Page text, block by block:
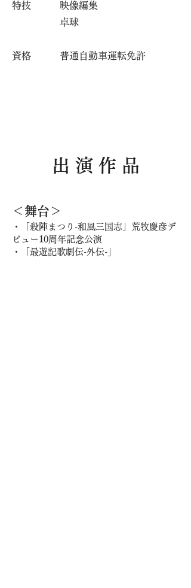
特技 映像編集
​ 卓球
​資格 普通自動車運転免許
出 演 作 品
＜舞台＞
・「殺陣まつり-和風三国志」荒牧慶彦デ
ビュー10周年記念公演
・「最遊記歌劇伝-外伝-」